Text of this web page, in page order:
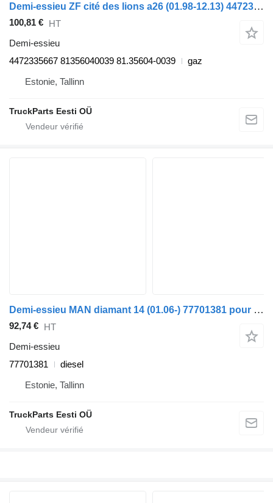
Demi-essieu ZF cité des lions a26 (01.98-12.13) 4472335667 pour MAN Lion's bus (1991-)
100,81 € HT
Demi-essieu
4472335667 81356040039 81.35604-0039
gaz
Estonie, Tallinn
TruckParts Eesti OÜ
Demi-essieu MAN diamant 14 (01.06-) 77701381 pour bus Temsa Diamond (2006-)
92,74 € HT
Demi-essieu
77701381
diesel
Estonie, Tallinn
TruckParts Eesti OÜ